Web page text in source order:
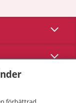
Visa
Visa